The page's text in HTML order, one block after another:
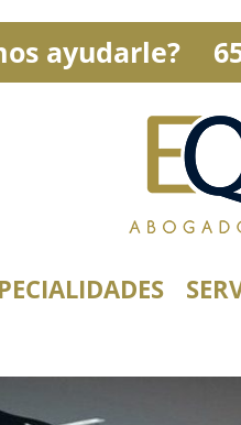
ayudarle?